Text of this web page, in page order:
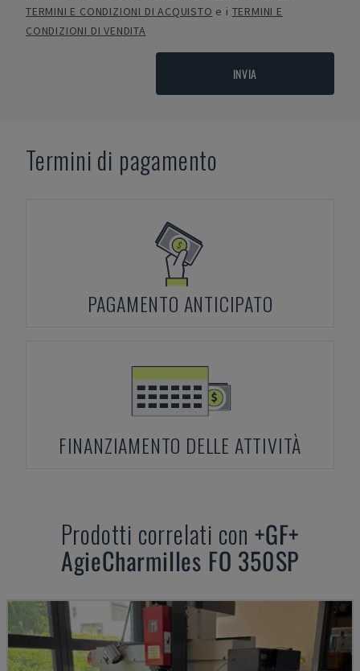
TERMINI E CONDIZIONI DI ACQUISTO e i TERMINI E
CONDIZIONI DI VENDITA
INVIA
Termini di pagamento
PAGAMENTO ANTICIPATO
FINANZIAMENTO DELLE ATTIVITÀ
Prodotti correlati con+GF+
AgieCharmilles FO 350SP